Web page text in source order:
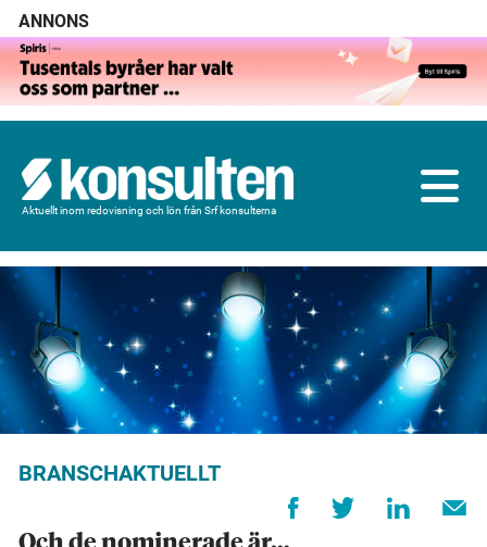
ANNONS
Aktuellt inom redovisning och lön från Srf konsulterna
BRANSCHAKTUELLT